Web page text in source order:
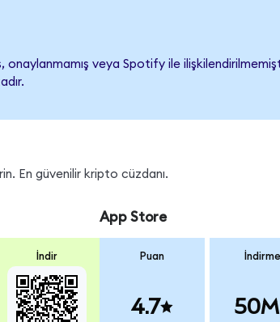
veya Spotify ile
En güvenilir kripto cüzdanı.
İndir
App Store
Puan
4.7
İndirme